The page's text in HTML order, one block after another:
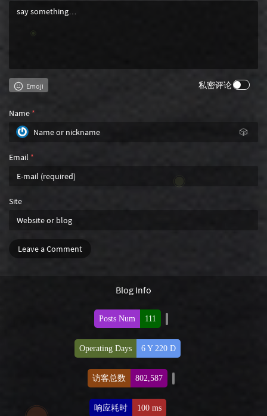
Emoji 私密评论
Name *
🎲
Email *
Site
Leave a Comment
Blog Info
Posts Num 111
Operating Days 6 Y 220 D
访客总数 802,587
响应耗时 100 ms